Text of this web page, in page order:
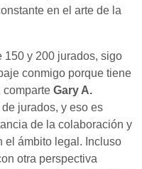
en el arte de la
150 y 200 jurados, sigo
conmigo porque tiene
comparte Gary A.
jurados, y eso es
de la colaboración y
el ámbito legal. Incluso
otra perspectiva